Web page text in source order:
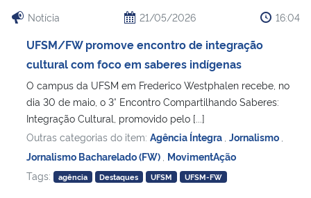
Notícia 21/05/2026 16:04
UFSM/FW promove encontro de integração
cultural com foco em saberes indígenas
O campus da UFSM em Frederico Westphalen recebe, no
dia 30 de maio, o 3° Encontro Compartilhando Saberes:
Integração Cultural, promovido pelo [...]
Outras categorias do item: Agência Íntegra Jornalismo
Jornalismo Bacharelado (FW) MovimentAção
Tags:
agência Destaques UFSM UFSM-FW